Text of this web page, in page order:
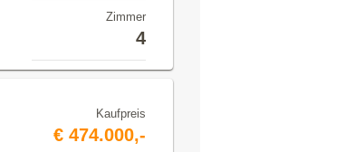
Zimmer
4
Kaufpreis
€ 474.000,-